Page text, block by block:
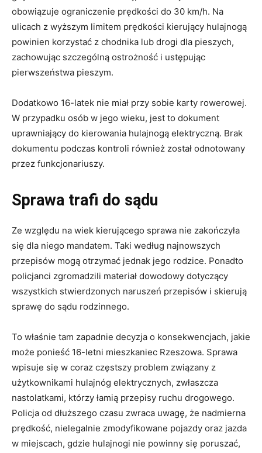
obowiązuje ograniczenie prędkości do 30 km/h. Na
ulicach z wyższym limitem prędkości kierujący hulajnogą
powinien korzystać z chodnika lub drogi dla pieszych,
zachowując szczególną ostrożność i ustępując
pierwszeństwa pieszym.
Dodatkowo 16-latek nie miał przy sobie karty rowerowej.
W przypadku osób w jego wieku, jest to dokument
uprawniający do kierowania hulajnogą elektryczną. Brak
dokumentu podczas kontroli również został odnotowany
przez funkcjonariuszy.
Sprawa trafi do sądu
Ze względu na wiek kierującego sprawa nie zakończyła
się dla niego mandatem. Taki według najnowszych
przepisów mogą otrzymać jednak jego rodzice. Ponadto
policjanci zgromadzili materiał dowodowy dotyczący
wszystkich stwierdzonych naruszeń przepisów i skierują
sprawę do sądu rodzinnego.
To właśnie tam zapadnie decyzja o konsekwencjach, jakie
może ponieść 16-letni mieszkaniec Rzeszowa. Sprawa
wpisuje się w coraz częstszy problem związany z
użytkownikami hulajnóg elektrycznych, zwłaszcza
nastolatkami, którzy łamią przepisy ruchu drogowego.
Policja od dłuższego czasu zwraca uwagę, że nadmierna
prędkość, nielegalnie zmodyfikowane pojazdy oraz jazda
w miejscach, gdzie hulajnogi nie powinny się poruszać,